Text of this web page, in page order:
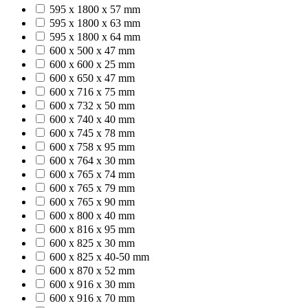
595 x 1800 x 57 mm
595 x 1800 x 63 mm
595 x 1800 x 64 mm
600 x 500 x 47 mm
600 x 600 x 25 mm
600 x 650 x 47 mm
600 x 716 x 75 mm
600 x 732 x 50 mm
600 x 740 x 40 mm
600 x 745 x 78 mm
600 x 758 x 95 mm
600 x 764 x 30 mm
600 x 765 x 74 mm
600 x 765 x 79 mm
600 x 765 x 90 mm
600 x 800 x 40 mm
600 x 816 x 95 mm
600 x 825 x 30 mm
600 x 825 x 40-50 mm
600 x 870 x 52 mm
600 x 916 x 30 mm
600 x 916 x 70 mm